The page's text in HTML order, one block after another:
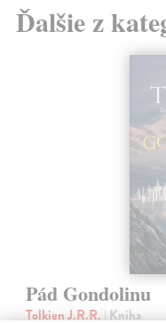
Ďalšie z
Pád Gondolinu
Tolkien J.R.R.| Kniha